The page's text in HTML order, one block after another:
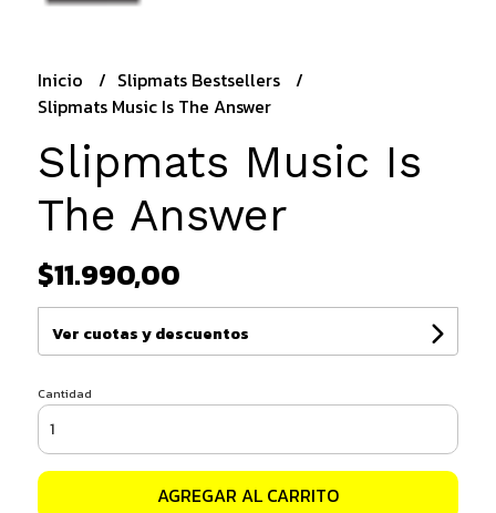
Inicio
Slipmats Bestsellers
Slipmats Music Is The Answer
Slipmats Music Is
The Answer
$11.990,00
Ver cuotas y descuentos
Cantidad
AGREGAR AL CARRITO